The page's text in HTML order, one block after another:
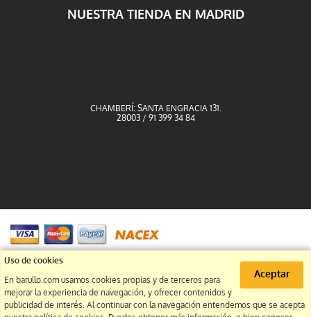
NUESTRA TIENDA EN MADRID
CHAMBERÍ: SANTA ENGRACIA 131.
28003 / 91 399 34 84
91 399 34 84
info@barullo.com
Aceptar
Uso de cookies
En barullo.com usamos cookies propias y de terceros para
mejorar la experiencia de navegación, y ofrecer contenidos y
publicidad de interés. Al continuar con la navegación entendemos que se acepta